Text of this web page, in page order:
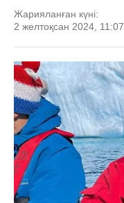
Жарияланған күні:
2 желтоқсан 2024, 11:07